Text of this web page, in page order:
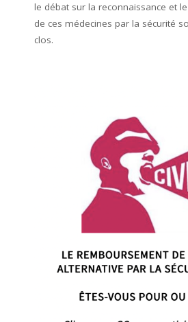
le débat sur la reconnaissance et
de ces médecines par la sécurité
clos.